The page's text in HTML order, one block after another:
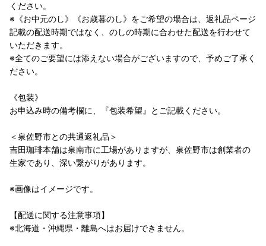
ください。
※《お中元のし》《お歳暮のし》をご希望の場合は、返礼品ページ
記載の配送時期ではなく、のしの時期に合わせた配送を行わせて
いただきます。
※全てのご要望には添えない場合がございますので、予めご了承く
ださい。
《包装》
お申込み時の備考欄に、『包装希望』とご記載ください。
＜泉佐野市との共通返礼品＞
吉田珈琲本舗は泉南市に工場がありますが、泉佐野市は創業者の
生家であり、深い繋がりがあります。
※画像はイメージです。
【配送に関する注意事項】
※北海道・沖縄県・離島へはお届けできません。